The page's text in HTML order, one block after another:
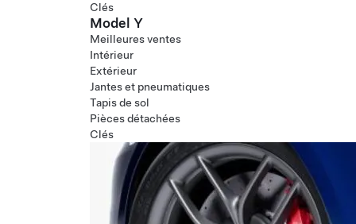
Clés
Model Y
Meilleures ventes
Intérieur
Extérieur
Jantes et pneumatiques
Tapis de sol
Pièces détachées
Clés